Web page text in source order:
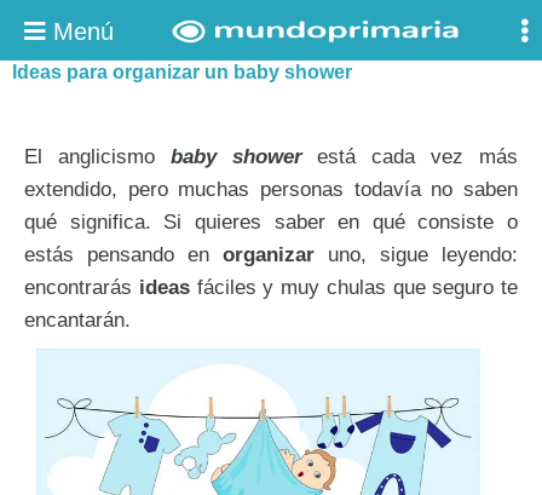
Menú
Ideas para organizar un baby shower
El anglicismo baby shower
está cada vez más
extendido, pero muchas personas todavía no saben
qué significa. Si quieres saber en qué consiste o
estás pensando en organizar uno, sigue leyendo:
encontrarás ideasfáciles y muy chulas que seguro te
encantarán.